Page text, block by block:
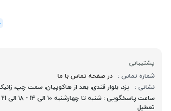
پشتیبانی
شماره تماس : در صفحه تماس با ما
نشانی : یزد، بلوار قندی، بعد از هاکوپیان، سمت چپ،
تعطیل